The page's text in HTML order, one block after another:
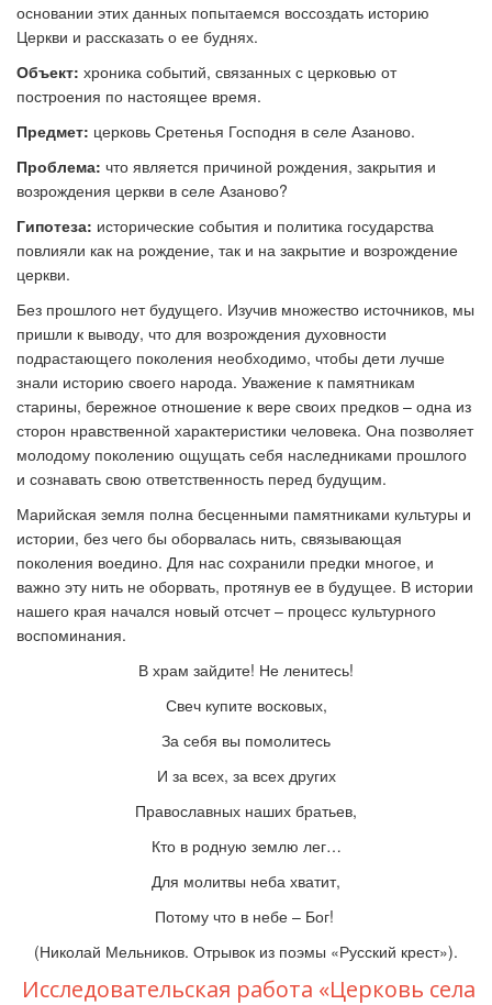
основании этих данных попытаемся воссоздать историю
Церкви и рассказать о ее буднях.
Объект: хроника событий, связанных с церковью от
построения по настоящее время.
Предмет: церковь Сретенья Господня в селе Азаново.
Проблема: что является причиной рождения, закрытия и
возрождения церкви в селе Азаново?
Гипотеза: исторические события и политика государства
повлияли как на рождение, так и на закрытие и возрождение
церкви.
Без прошлого нет будущего. Изучив множество источников, мы
пришли к выводу, что для возрождения духовности
подрастающего поколения необходимо, чтобы дети лучше
знали историю своего народа. Уважение к памятникам
старины, бережное отношение к вере своих предков – одна из
сторон нравственной характеристики человека. Она позволяет
молодому поколению ощущать себя наследниками прошлого
и сознавать свою ответственность перед будущим.
Марийская земля полна бесценными памятниками культуры и
истории, без чего бы оборвалась нить, связывающая
поколения воедино. Для нас сохранили предки многое, и
важно эту нить не оборвать, протянув ее в будущее. В истории
нашего края начался новый отсчет – процесс культурного
воспоминания.
В храм зайдите! Не ленитесь!
Свеч купите восковых,
За себя вы помолитесь
И за всех, за всех других
Православных наших братьев,
Кто в родную землю лег…
Для молитвы неба хватит,
Потому что в небе – Бог!
(Николай Мельников. Отрывок из поэмы «Русский крест»).
Исследовательская работа «Церковь села